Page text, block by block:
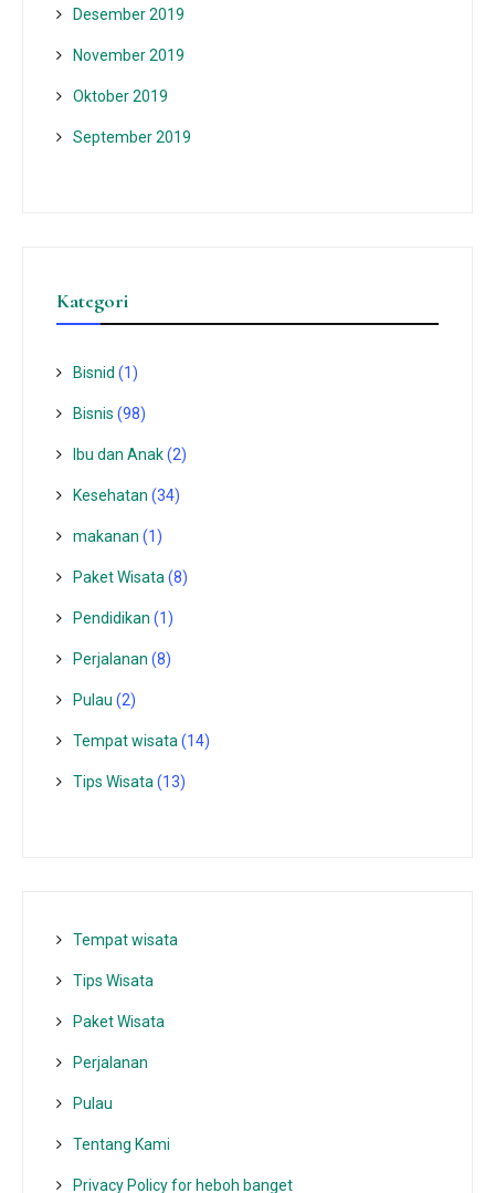
Desember 2019
November 2019
Oktober 2019
September 2019
Kategori
Bisnid (1)
Bisnis (98)
Ibu dan Anak(2)
Kesehatan (34)
makanan (1)
Paket Wisata (8)
Pendidikan (1)
Perjalanan (8)
Pulau (2)
Tempat wisata‎ (14)
Tips Wisata (13)
Tempat wisata‎
Tips Wisata
Paket Wisata
Perjalanan
Pulau
Tentang Kami
Privacy Policy for heboh banget